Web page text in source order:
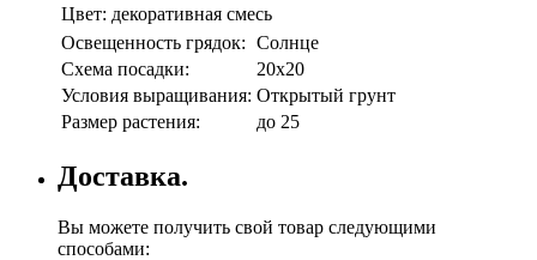
Цвет: декоративная смесь
Освещенность грядок: Солнце
Схема посадки:
20х20
Условия выращивания: Открытый грунт
Размер растения:
до 25
Доставка.
Вы можете получить свой товар следующими
способами: